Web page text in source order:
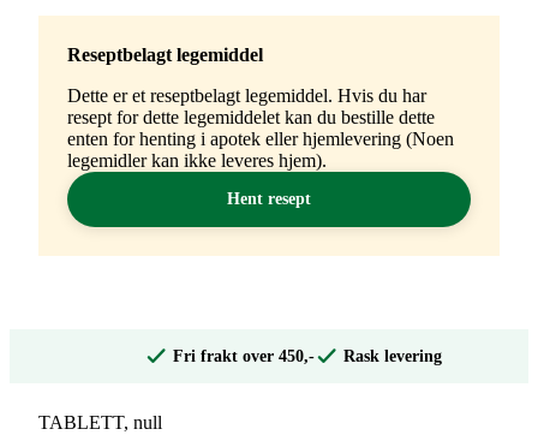
Reseptbelagt legemiddel
Dette er et reseptbelagt legemiddel. Hvis du har
resept for dette legemiddelet kan du bestille dette
enten for henting i apotek eller hjemlevering (Noen
legemidler kan ikke leveres hjem).
Hent resept
Fri frakt over 450,- Rask levering
TABLETT, null